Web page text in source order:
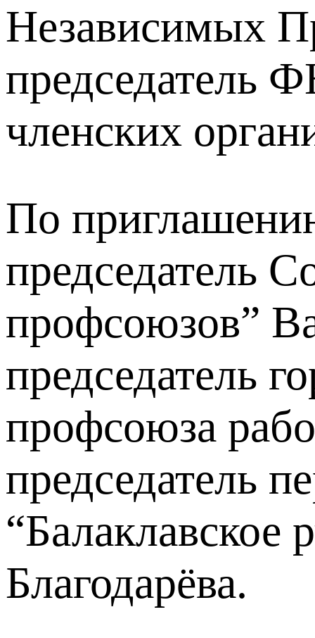
Независимых
председатель
членских
По
председатель
профсоюзов”
председатель
профсоюза
председатель
“Балаклавское
Благодарёва.